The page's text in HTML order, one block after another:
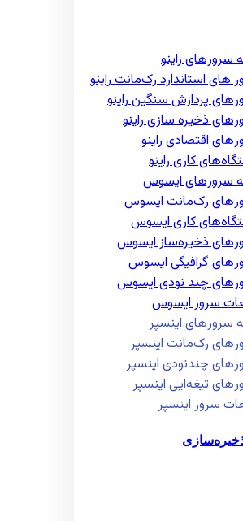
سرور‌های راینو
‌های استاندارد رک‌مانت راینو
پردازش سنگین راینو
ذخیره سازی راینو
اقتصادی راینو
کاری راینو
سرور‌های ایسوس
رک‌مانت ایسوس
کاری ایسوس
ذخیره‌ساز ایسوس
گرافیگی ایسوس
چند نودی ایسوس
سرور ایسوس
سرور‌های اینسپر
رک‌مانت اینسپر
چند‌نودی اینسپر
تیغه‌ایی اینسپر
سرور اینسپر